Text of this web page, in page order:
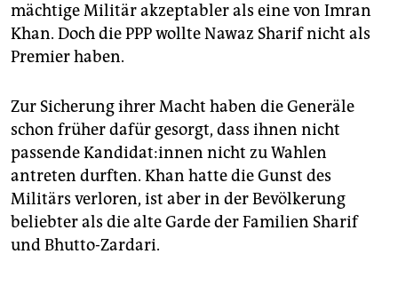
mächtige Militär akzeptabler als eine von Imran
Khan. Doch die PPP wollte Nawaz Sharif nicht als
Premier haben.
Zur Sicherung ihrer Macht haben die Generäle
schon früher dafür gesorgt, dass ihnen nicht
passende Kan­di­da­t:in­nen nicht zu Wahlen
antreten durften. Khan hatte die Gunst des
Militärs verloren, ist aber in der Bevölkerung
beliebter als die alte Garde der Familien Sharif
und Bhutto-Zardari.